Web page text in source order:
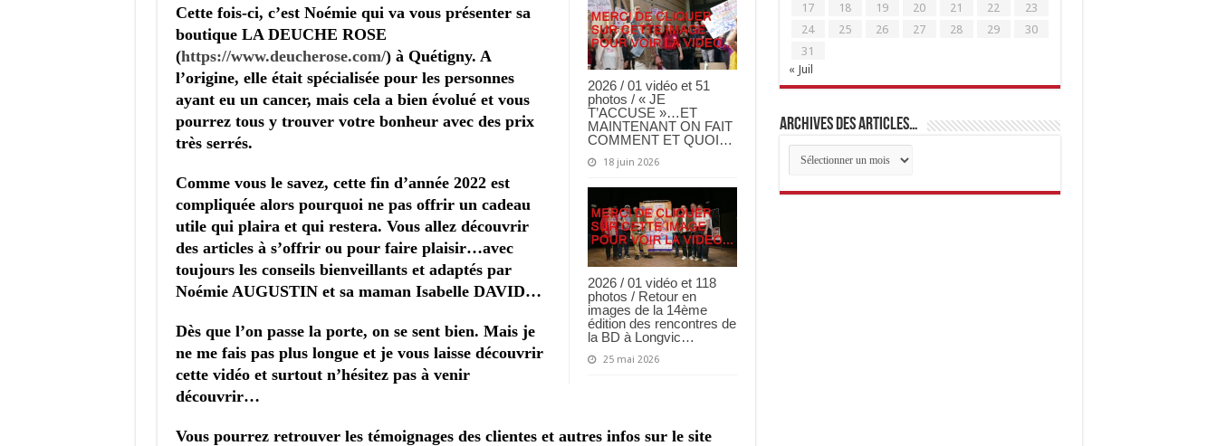
2026 / 01 vidéo et 51
photos / « JE
T’ACCUSE »…ET
MAINTENANT ON FAIT
COMMENT ET QUOI…
18 juin 2026
2026 / 01 vidéo et 118
photos / Retour en
images de la 14ème
édition des rencontres de
la BD à Longvic…
25 mai 2026
Cette fois-ci, c’est Noémie qui va vous présenter sa
boutique LA DEUCHE ROSE
(https://www.deucherose.com/) à Quétigny. A
l’origine, elle était spécialisée pour les personnes
ayant eu un cancer, mais cela a bien évolué et vous
pourrez tous y trouver votre bonheur avec des prix
très serrés.
Comme vous le savez, cette fin d’année 2022 est
compliquée alors pourquoi ne pas offrir un cadeau
utile qui plaira et qui restera. Vous allez découvrir
des articles à s’offrir ou pour faire plaisir…avec
toujours les conseils bienveillants et adaptés par
Noémie AUGUSTIN et sa maman Isabelle DAVID…
Dès que l’on passe la porte, on se sent bien. Mais je
ne me fais pas plus longue et je vous laisse découvrir
cette vidéo et surtout n’hésitez pas à venir
découvrir…
Vous pourrez retrouver les témoignages des clientes et autres infos sur le site
17
18 19 20 21 22
23
24
25 26 27 28 29
30
31
« Juil
Archives des articles…
Archives
des
articles…